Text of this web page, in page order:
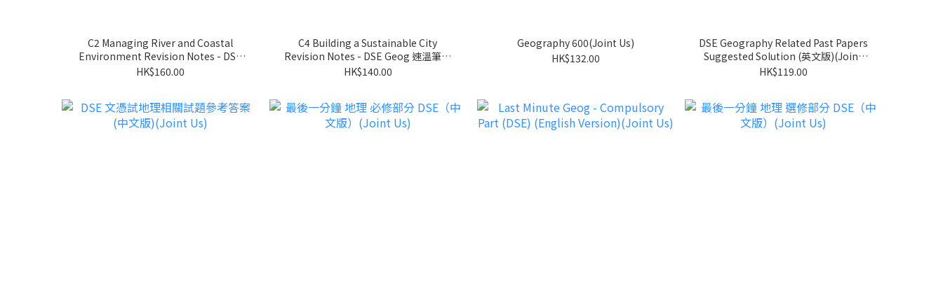
C2 Managing River and Coastal
Environment Revision Notes - DSE
Geog 速溫筆記及概念應用大全
HK$160.00
C4 Building a Sustainable City
Revision Notes - DSE Geog 速溫筆記
及概念應用大全
HK$140.00
Geography 600(Joint Us)
HK$132.00
DSE Geography Related Past Papers
Suggested Solution (英文版)(Joint
Us)
HK$119.00